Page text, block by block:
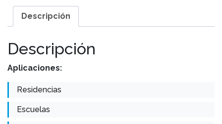
Descripción
Descripción
Aplicaciones:
Residencias
Escuelas